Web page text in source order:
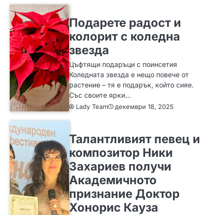
Подарете радост и
колорит с коледна
звезда
Цъфтящи подаръци с поинсетия
Коледната звезда е нещо повече от
растение – тя е подарък, който сияе.
Със своите ярки…
Lady Team декември 18, 2025
Талантливият певец и
композитор Ники
Захариев получи
Академичното
признание Доктор
Хонорис Кауза